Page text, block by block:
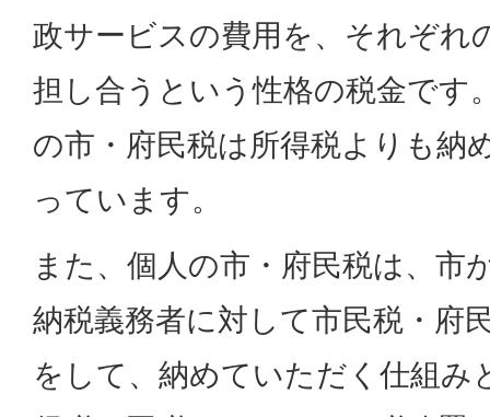
政サービスの費用を、それぞれ
担し合うという性格の税金です
の市・府民税は所得税よりも納
っています。
また、個人の市・府民税は、市
納税義務者に対して市民税・府
をして、納めていただく仕組み